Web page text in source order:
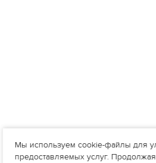
Мы используем cookie-файлы для
предоставляемых услуг.